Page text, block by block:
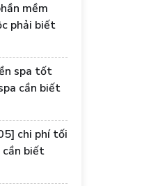
mềm
phải biết
spa tốt
cần biết
chi phí tối
cần biết